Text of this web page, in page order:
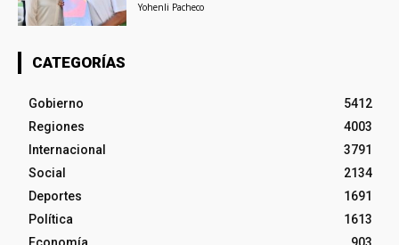
Yohenli Pacheco
CATEGORÍAS
Gobierno
5412
Regiones
4003
Internacional
3791
Social
2134
Deportes
1691
Política
1613